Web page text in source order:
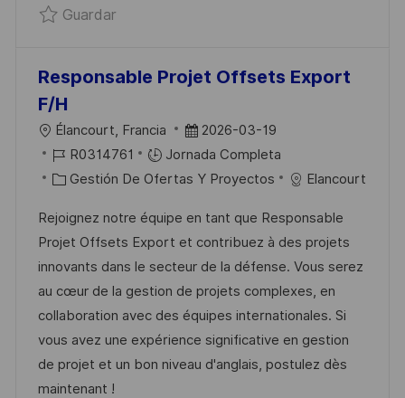
I
N
GuardarGuardar Ingénieur Offres hardware (F/H)
Responsable Projet Offsets Export
F/H
U
B
A
C
I
Ó
N
Élancourt, Francia
F
E
C
A
D
E
P
U
B
L
2026-03-19
I
D
E
E
M
P
L
E
O
R0314761
Jornada Completa
C
T
E
G
O
R
Í
A
Gestión De Ofertas Y Proyectos Elancourt
Rejoignez notre équipe en tant que Responsable
Projet Offsets Export et contribuez à des projets
innovants dans le secteur de la défense. Vous serez
au cœur de la gestion de projets complexes, en
collaboration avec des équipes internationales. Si
vous avez une expérience significative en gestion
de projet et un bon niveau d'anglais, postulez dès
maintenant !